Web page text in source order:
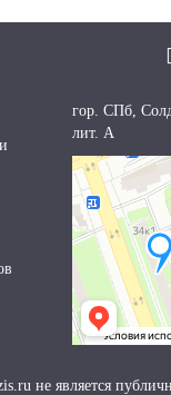
гор. СПб,
лит. А
не является